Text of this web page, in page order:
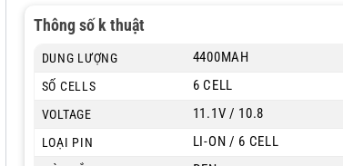
Thông số k thuật
DUNG LƯỢNG 4400MAH
SỐ CELLS 6 CELL
VOLTAGE 11.1V / 10.8
LOẠI PIN LI-ON / 6 CELL